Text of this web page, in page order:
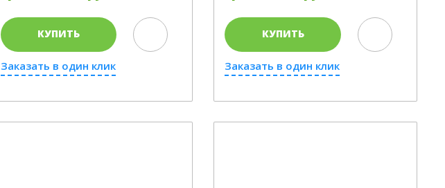
КУПИТЬ
Заказать в один клик
КУПИТЬ
Заказать в один клик